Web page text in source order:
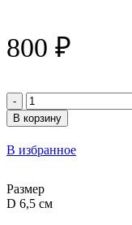
800 ₽
Количество
товара
Титанопсис
Примози
D
см
В корзину
В избранное
Размер
D 6,5 см